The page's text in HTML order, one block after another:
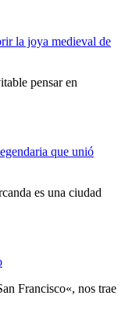
la joya medieval de
pensar en
que unió
es una ciudad
Francisco«, nos trae